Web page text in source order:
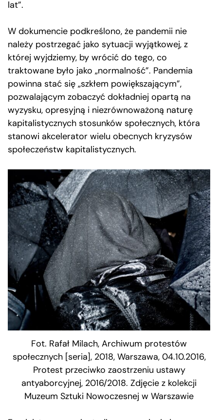
lat”.
W dokumencie podkreślono, że pandemii nie
należy postrzegać jako sytuacji wyjątkowej, z
której wyjdziemy, by wrócić do tego, co
traktowane było jako „normalność”. Pandemia
powinna stać się „szkłem powiększającym”,
pozwalającym zobaczyć dokładniej opartą na
wyzysku, opresyjną i niezrównoważoną naturę
kapitalistycznych stosunków społecznych, która
stanowi akcelerator wielu obecnych kryzysów
społeczeństw kapitalistycznych.
Fot. Rafał Milach, Archiwum protestów
społecznych [seria], 2018, Warszawa, 04.10.2016,
Protest przeciwko zaostrzeniu ustawy
antyaborcyjnej, 2016/2018. Zdjęcie z kolekcji
Muzeum Sztuki Nowoczesnej w Warszawie